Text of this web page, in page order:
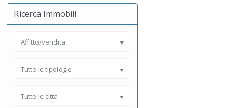
Ricerca Immobili
Affitto/vendita
Tutte le tipologie
Tutte le citta